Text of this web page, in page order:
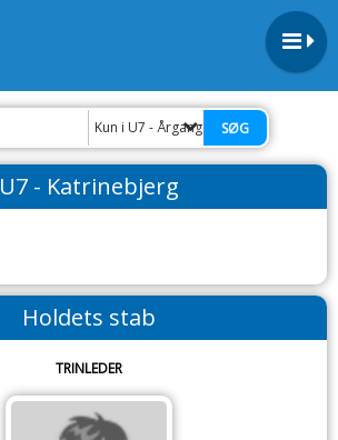
Kun i U7 - Årgang '20
U7 - Katrinebjerg
Holdets stab
TRINLEDER